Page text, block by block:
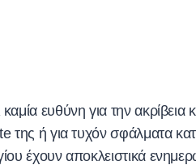
ευθύνη για την
της ή για τυχόν σφάλματα
έχουν αποκλειστικά